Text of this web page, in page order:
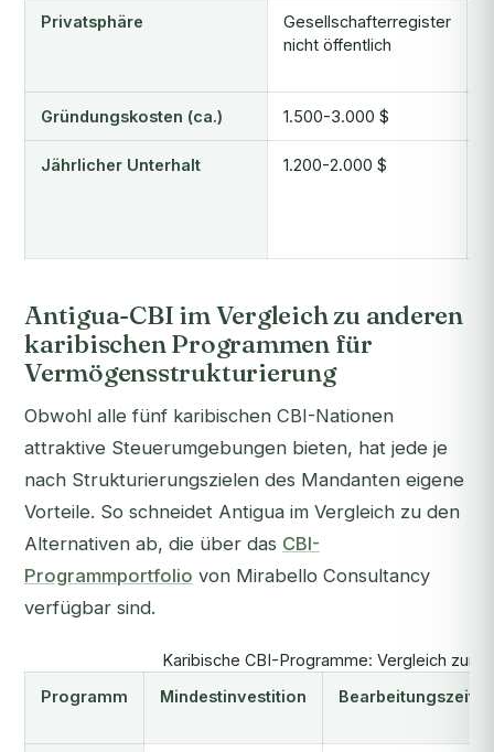
Privatsphäre
Gesellschafterregister
nicht öffentlich
Gründungskosten (ca.) 1.500-3.000 $
Jährlicher Unterhalt 1.200-2.000 $
Antigua-CBI im Vergleich zu anderen
karibischen Programmen für
Vermögensstrukturierung
Obwohl alle fünf karibischen CBI-Nationen
attraktive Steuerumgebungen bieten, hat jede je
nach Strukturierungszielen des Mandanten eigene
Vorteile. So schneidet Antigua im Vergleich zu den
Alternativen ab, die über das CBI-
Programmportfolio von Mirabello Consultancy
verfügbar sind.
Karibische CBI-Programme: Vergleich zur
Programm
Mindestinvestition Bearbeitungszeit